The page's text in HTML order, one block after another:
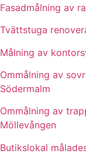
Fasadmålning av
Tvättstuga
Målning av
Ommålning av
Södermalm
Ommålning av
Möllevången
Butikslokal